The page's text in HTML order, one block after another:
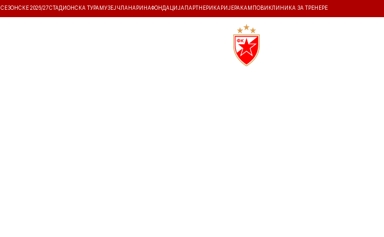
СЕЗОНСКЕ 2026/27СТАДИОНСКА ТУРА МУЗЕЈ ЧЛАНАРИНАФОНДАЦИЈА ПАРТНЕРИ КАРИЈЕРА КАМПОВИ КЛИНИКА ЗА ТРЕНЕРЕ